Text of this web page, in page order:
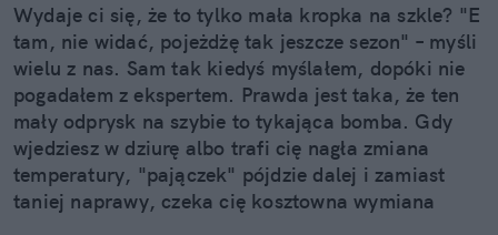
Wydaje ci się, że to tylko mała kropka na szkle? "E
tam, nie widać, pojeżdżę tak jeszcze sezon" – myśli
wielu z nas. Sam tak kiedyś myślałem, dopóki nie
pogadałem z ekspertem. Prawda jest taka, że ten
mały odprysk na szybie to tykająca bomba. Gdy
wjedziesz w dziurę albo trafi cię nagła zmiana
temperatury, "pajączek" pójdzie dalej i zamiast
taniej naprawy, czeka cię kosztowna wymiana